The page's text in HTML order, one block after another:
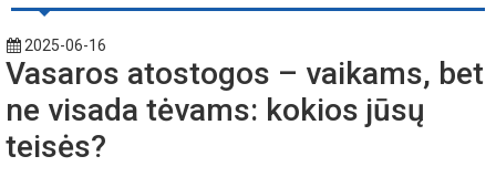
2025-06-16
Vasaros atostogos – vaikams, bet
ne visada tėvams: kokios jūsų
teisės?